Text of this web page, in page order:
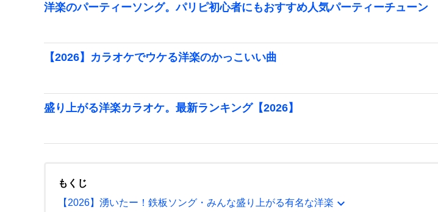
洋楽のパーティーソング。パリピ初心者にもおすすめ人気パーティーチューン
【2026】カラオケでウケる洋楽のかっこいい曲
盛り上がる洋楽カラオケ。最新ランキング【2026】
もくじ
【2026】湧いたー！鉄板ソング・みんな盛り上がる有名な洋楽 expand_more